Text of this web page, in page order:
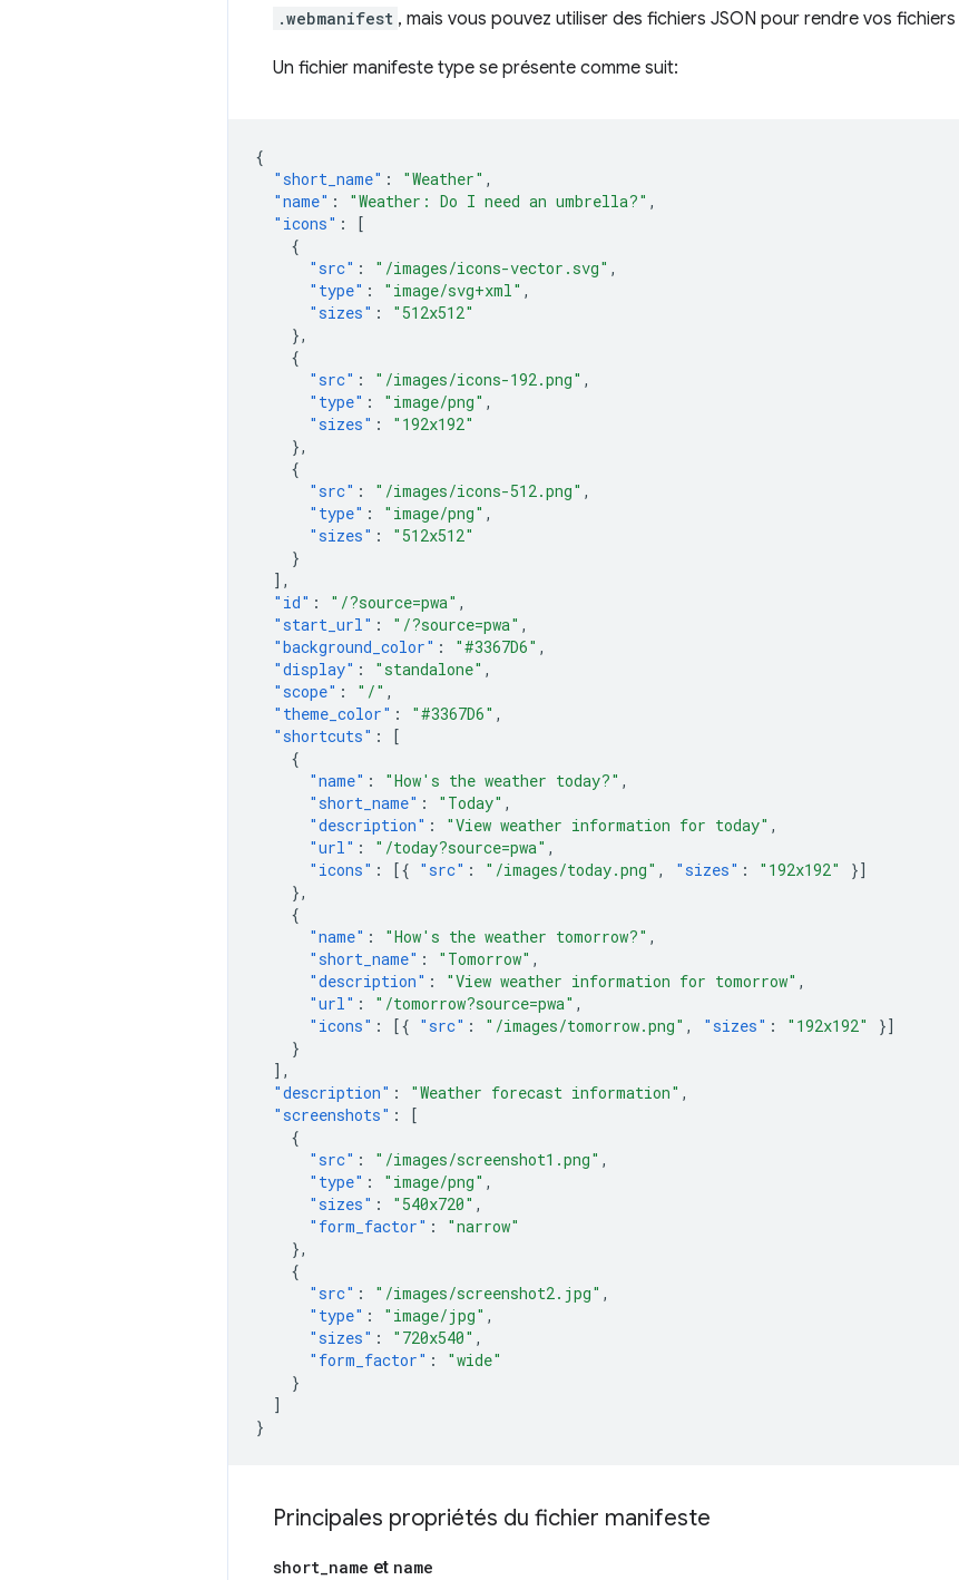
.webmanifest , mais vous pouvez utiliser des fichiers JSON pour rendre vos
Un fichier manifeste type se présente comme suit:
{
"short_name" : "Weather" ,
"name" : "Weather: Do I need an umbrella?" ,
"icons" :
[
{
"src" : "/images/icons-vector.svg" ,
"type" : "image/svg+xml" ,
"sizes" :
"512x512"
},
{
"src" : "/images/icons-192.png" ,
"type" : "image/png" ,
"sizes" :
"192x192"
},
{
"src" : "/images/icons-512.png" ,
"type" : "image/png" ,
"sizes" :
"512x512"
}
],
"id" : "/?source=pwa" ,
"start_url" : "/?source=pwa" ,
"background_color" : "#3367D6" ,
"display" : "standalone" ,
"scope" : "/" ,
"theme_color" : "#3367D6" ,
"shortcuts" :
[
{
"name" : "How's the weather today?" ,
"short_name" : "Today" ,
"description" : "View weather information for today" ,
"url" : "/today?source=pwa" ,
"icons" : [{ "src" : "/images/today.png" , "sizes" : "192x192"
}]
},
{
"name" : "How's the weather tomorrow?" ,
"short_name" : "Tomorrow" ,
"description" : "View weather information for tomorrow" ,
"url" : "/tomorrow?source=pwa" ,
"icons" : [{ "src" : "/images/tomorrow.png" , "sizes" : "192x192"
}]
}
],
"description" : "Weather forecast information" ,
"screenshots" :
[
{
"src" : "/images/screenshot1.png" ,
"type" : "image/png" ,
"sizes" : "540x720" ,
"form_factor" :
"narrow"
},
{
"src" : "/images/screenshot2.jpg" ,
"type" : "image/jpg" ,
"sizes" : "720x540" ,
"form_factor" :
"wide"
}
]
}
Principales propriétés du fichier manifeste
short_name et name